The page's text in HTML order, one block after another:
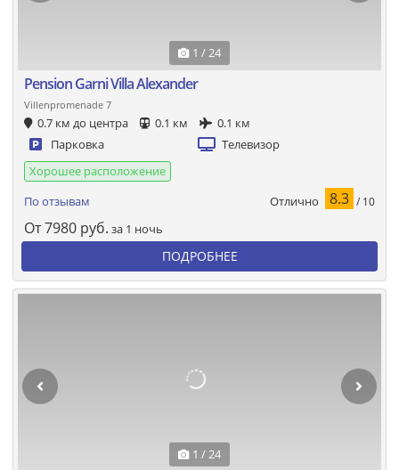
1 / 24
Pension Garni Villa Alexander
Villenpromenade 7
0.7 км до центра 0.1 км
0.1 км
Парковка
Телевизор
Хорошее расположение
По отзывам
Отлично 8.3 / 10
От7980 руб. за 1 ночь
ПОДРОБНЕЕ
1 / 24